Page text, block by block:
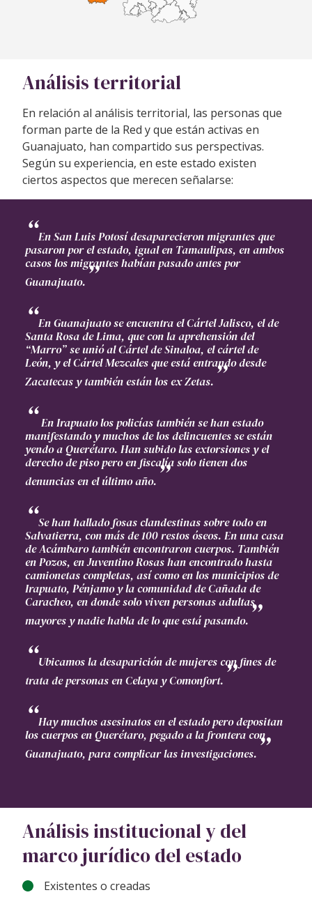
Análisis territorial
En relación al análisis territorial, las personas que
forman parte de la Red y que están activas en
Guanajuato, han compartido sus perspectivas.
Según su experiencia, en este estado existen
ciertos aspectos que merecen señalarse:
En San Luis Potosí desaparecieron migrantes que
pasaron por el estado, igual en Tamaulipas, en ambos
casos los migrantes habían pasado antes por
Guanajuato.
En Guanajuato se encuentra el Cártel Jalisco, el de
Santa Rosa de Lima, que con la aprehensión del
“Marro” se unió al Cártel de Sinaloa, el cártel de
León, y el Cártel Mezcales que está entrando desde
Zacatecas y también están los ex Zetas.
En Irapuato los policías también se han estado
manifestando y muchos de los delincuentes se están
yendo a Querétaro. Han subido las extorsiones y el
derecho de piso pero en fiscalía solo tienen dos
denuncias en el último año.
Se han hallado fosas clandestinas sobre todo en
Salvatierra, con más de 100 restos óseos. En una casa
de Acámbaro también encontraron cuerpos. También
en Pozos, en Juventino Rosas han encontrado hasta
camionetas completas, así como en los municipios de
Irapuato, Pénjamo y la comunidad de Cañada de
Caracheo, en donde solo viven personas adultas
mayores y nadie habla de lo que está pasando.
Ubicamos la desaparición de mujeres con fines de
trata de personas en Celaya y Comonfort.
Hay muchos asesinatos en el estado pero depositan
los cuerpos en Querétaro, pegado a la frontera con
Guanajuato, para complicar las investigaciones.
Análisis institucional y del
marco jurídico del estado
Existentes o creadas